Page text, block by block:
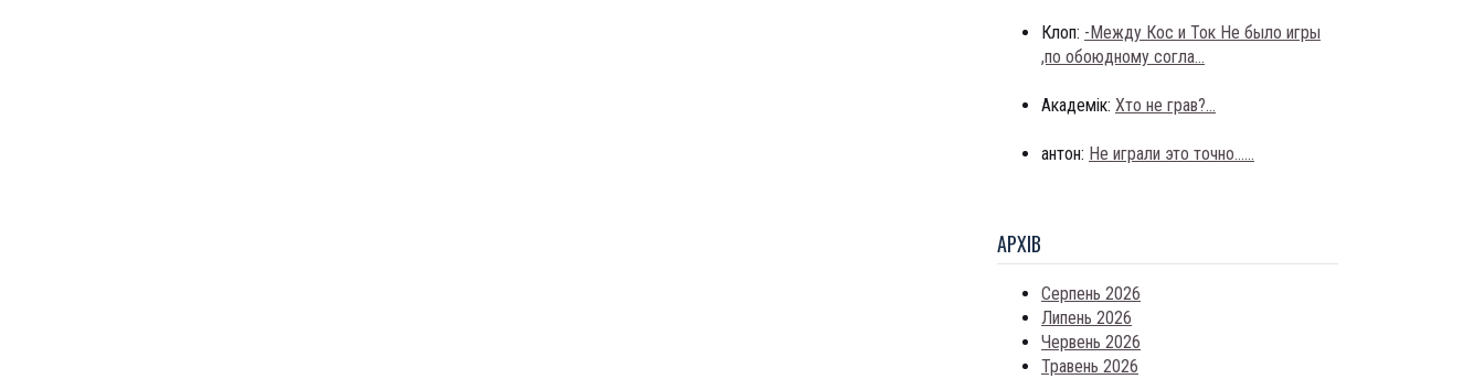
Клоп: -Между Кос и Ток Не было игры
,по обоюдному согла...
Академік: Хто не грав?...
антон: Не играли это точно......
АРХIВ
Серпень 2026
Липень 2026
Червень 2026
Травень 2026